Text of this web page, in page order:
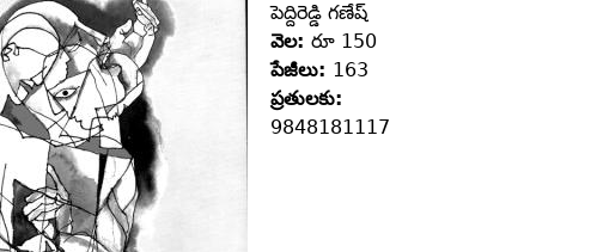
పెద్దిరెడ్డి గణేష్‌
వెల: రూ 150
పేజీలు: 163
ప్రతులకు:
9848181117